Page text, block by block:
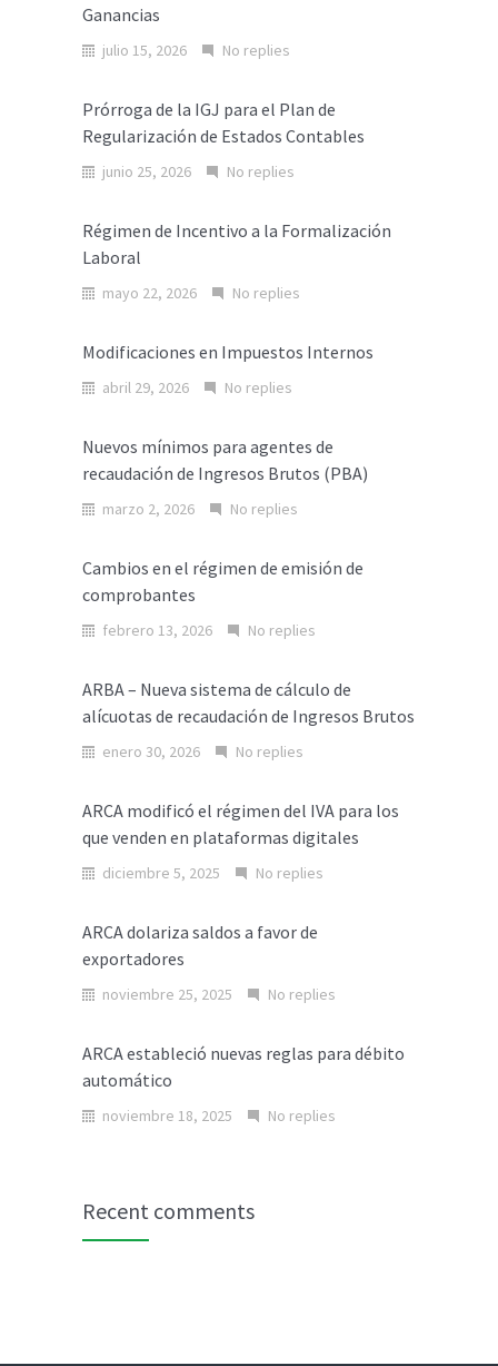
Ganancias
julio 15, 2026 No replies
Prórroga de la IGJ para el Plan de
Regularización de Estados Contables
junio 25, 2026 No replies
Régimen de Incentivo a la Formalización
Laboral
mayo 22, 2026 No replies
Modificaciones en Impuestos Internos
abril 29, 2026 No replies
Nuevos mínimos para agentes de
recaudación de Ingresos Brutos (PBA)
marzo 2, 2026 No replies
Cambios en el régimen de emisión de
comprobantes
febrero 13, 2026 No replies
ARBA – Nueva sistema de cálculo de
alícuotas de recaudación de Ingresos Brutos
enero 30, 2026 No replies
ARCA modificó el régimen del IVA para los
que venden en plataformas digitales
diciembre 5, 2025 No replies
ARCA dolariza saldos a favor de
exportadores
noviembre 25, 2025 No replies
ARCA estableció nuevas reglas para débito
automático
noviembre 18, 2025 No replies
Recent comments